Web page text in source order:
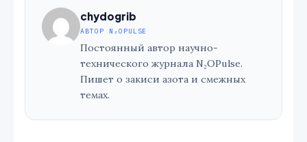
chydogrib
АВТОР N₂OPULSE
Постоянный автор научно-
технического журнала N₂OPulse.
Пишет о закиси азота и смежных
темах.